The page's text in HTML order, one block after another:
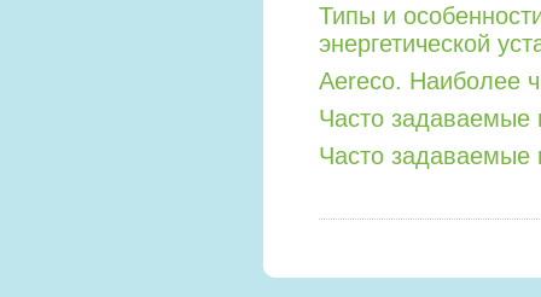
Типы и
энергетической
Aereco. Наиболее
Часто задаваемые
Часто задаваемые